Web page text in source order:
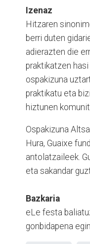
Izenaz
Hitzaren
berri duten
adierazten die
praktikatzen
ospakizuna
praktikatu eta
hiztunen
Ospakizuna
Hura, Guaixe
antolatzaileek.
eta sakandar
Bazkaria
eLe festa
gonbidapena